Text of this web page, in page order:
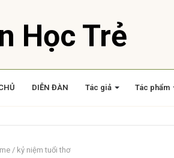
Học Trẻ
DIỄN ĐÀN Tác giả Tác phẩm
/ kỷ niệm tuổi thơ